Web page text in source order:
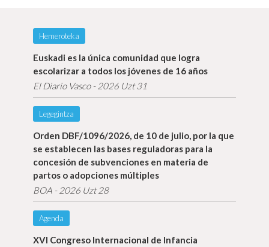
Hemeroteka
Euskadi es la única comunidad que logra
escolarizar a todos los jóvenes de 16 años
El Diario Vasco - 2026 Uzt 31
Info gehiago
Legegintza
Orden DBF/1096/2026, de 10 de julio, por la que
se establecen las bases reguladoras para la
concesión de subvenciones en materia de
partos o adopciones múltiples
BOA - 2026 Uzt 28
Info gehiago
Agenda
XVI Congreso Internacional de Infancia
Info gehiago